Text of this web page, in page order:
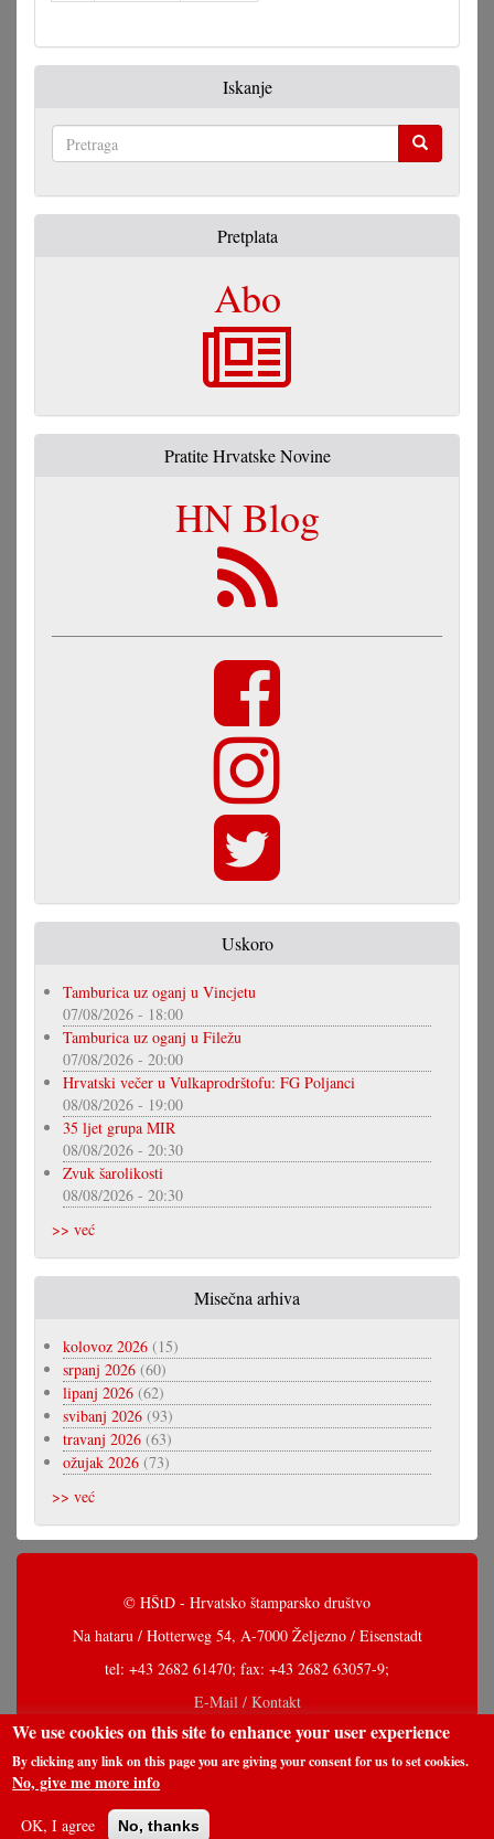
Iskanje
Pretplata
Abo
Pratite Hrvatske Novine
HN Blog
Uskoro
Tamburica uz oganj u Vincjetu
07/08/2026 - 18:00
Tamburica uz oganj u Filežu
07/08/2026 - 20:00
Hrvatski večer u Vulkaprodrštofu: FG Poljanci
08/08/2026 - 19:00
35 ljet grupa MIR
08/08/2026 - 20:30
Zvuk šarolikosti
08/08/2026 - 20:30
>> već
Misečna arhiva
kolovoz 2026 (15)
srpanj 2026 (60)
lipanj 2026 (62)
svibanj 2026 (93)
travanj 2026 (63)
ožujak 2026 (73)
>> već
© HŠtD - Hrvatsko štamparsko društvo
Na hataru / Hotterweg 54, A-7000 Željezno / Eisenstadt
tel: +43 2682 61470; fax: +43 2682 63057-9;
E-Mail / Kontakt
We use cookies on this site to enhance your user experience
By clicking any link on this page you are giving your consent for us to set cookies.
No, give me more info
OK, I agree No, thanks